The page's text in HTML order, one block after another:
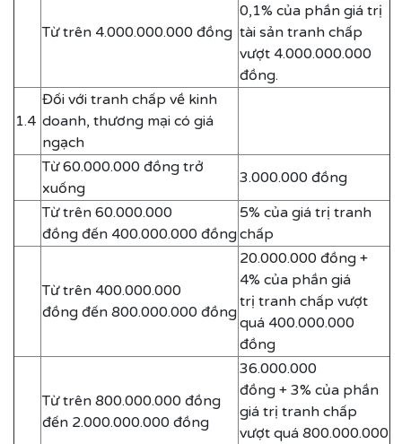
Từ trên 4.000.000.000 đồng
0,1% của phần giá trị
tài sản tranh chấp
vượt 4.000.000.000
đồng.
1.4
Đối với tranh chấp về kinh
doanh, thương mại có giá
ngạch
Từ 60.000.000 đồng trở
xuống
3.000.000 đồng
Từ trên 60.000.000
đồng đến 400.000.000 đồng
5% của giá trị tranh
chấp
Từ trên 400.000.000
đồng đến 800.000.000 đồng
20.000.000 đồng +
4% của phần giá
trị tranh chấp vượt
quá 400.000.000
đồng
Từ trên 800.000.000 đồng
đến 2.000.000.000 đồng
36.000.000
đồng + 3% của phần
giá trị tranh chấp
vượt quá 800.000.000